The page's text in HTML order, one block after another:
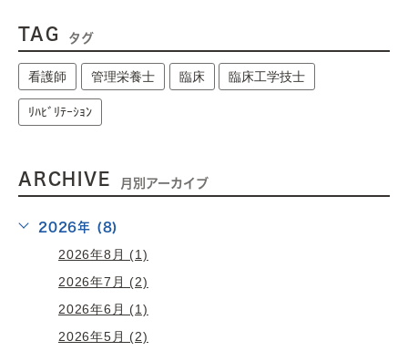
TAG タグ
看護師 管理栄養士 臨床 臨床工学技士
ﾘﾊﾋﾞﾘﾃｰｼｮﾝ
ARCHIVE 月別アーカイブ
2026年 (8)
2026年8月 (1)
2026年7月 (2)
2026年6月 (1)
2026年5月 (2)